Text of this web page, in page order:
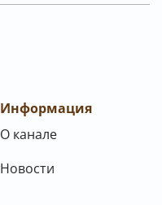
Информация
О канале
Новости